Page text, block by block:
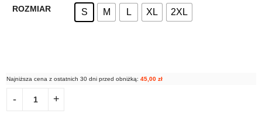
ROZMIAR S M L XL 2XL
Najniższa cena z ostatnich 30 dni przed obniżką: 45,00 zł